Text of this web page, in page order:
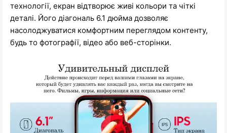
технології, екран відтворює живі кольори та чіткі
деталі. Його діагональ 6.1 дюйма дозволяє
насолоджуватися комфортним переглядом контенту,
будь то фотографії, відео або веб-сторінки.